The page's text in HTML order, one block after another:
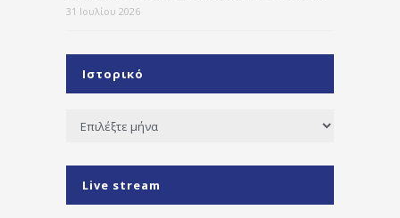
31 Ιουλίου 2026
Ιστορικό
Ιστορικό
Live stream